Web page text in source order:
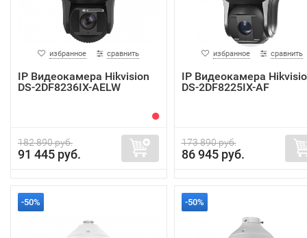
избранное сравнить
IP Видеокамера Hikvision
DS-2DF8236IX-AELW
182 890 руб.
91 445 руб.
избранное сравнить
IP Видеокамера
DS-2DF8225IX-AF
173 890 руб.
86 945 руб.
-50% -50%